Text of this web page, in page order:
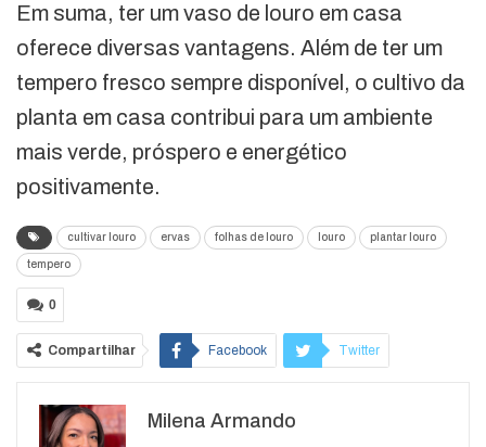
Em suma, ter um vaso de louro em casa
oferece diversas vantagens. Além de ter um
tempero fresco sempre disponível, o cultivo da
planta em casa contribui para um ambiente
mais verde, próspero e energético
positivamente.
cultivar louro ervas folhas de louro louro plantar louro
tempero
0
Compartilhar Facebook Twitter
WhatsApp
Milena Armando